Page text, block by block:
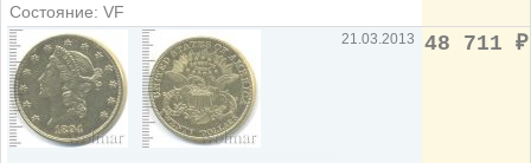
Состояние: VF
21.03.2013 48 711 ₽